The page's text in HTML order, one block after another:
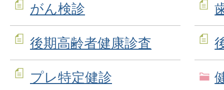
がん検診
後期高齢者健康診査
プレ特定健診